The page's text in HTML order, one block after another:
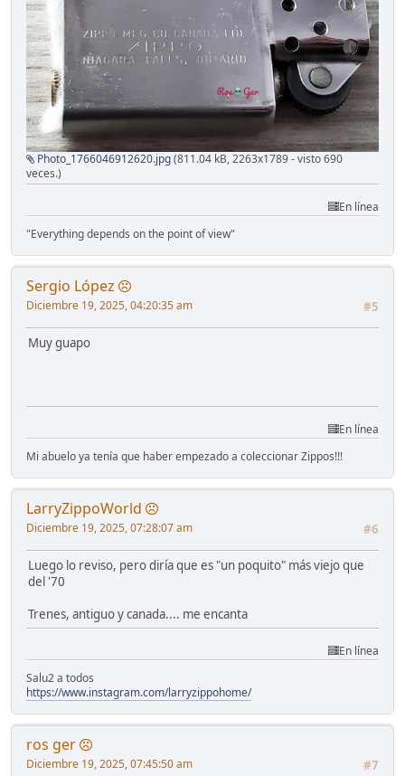
Photo_1766046912620.jpg(811.04 kB, 2263x1789 - visto 690
veces.)
En línea
"Everything depends on the point of view"
Sergio López
#5
Diciembre 19, 2025, 04:20:35 am
Muy guapo
En línea
Mi abuelo ya tenía que haber empezado a coleccionar Zippos!!!
LarryZippoWorld
#6
Diciembre 19, 2025, 07:28:07 am
Luego lo reviso, pero diría que es "un poquito" más viejo que
del '70
Trenes, antiguo y canada.... me encanta
En línea
Salu2 a todos
https://www.instagram.com/larryzippohome/
ros ger
#7
Diciembre 19, 2025, 07:45:50 am